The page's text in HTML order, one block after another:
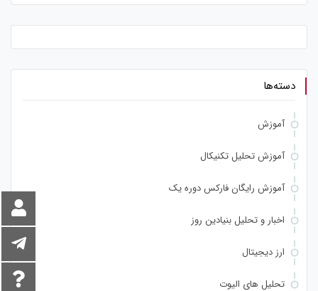
دسته‌ها
آموزش
آموزش تحلیل تکنیکال
آموزش رایگان فارکس دوره یک
اخبار و تحلیل بنیادین روز
ارز دیجیتال
تحلیل های الیوت